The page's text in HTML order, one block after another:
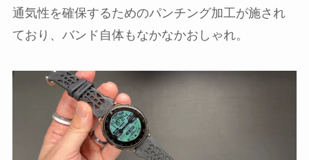
通気性を確保するためのパンチング加工が施され
ており、バンド自体もなかなかおしゃれ。